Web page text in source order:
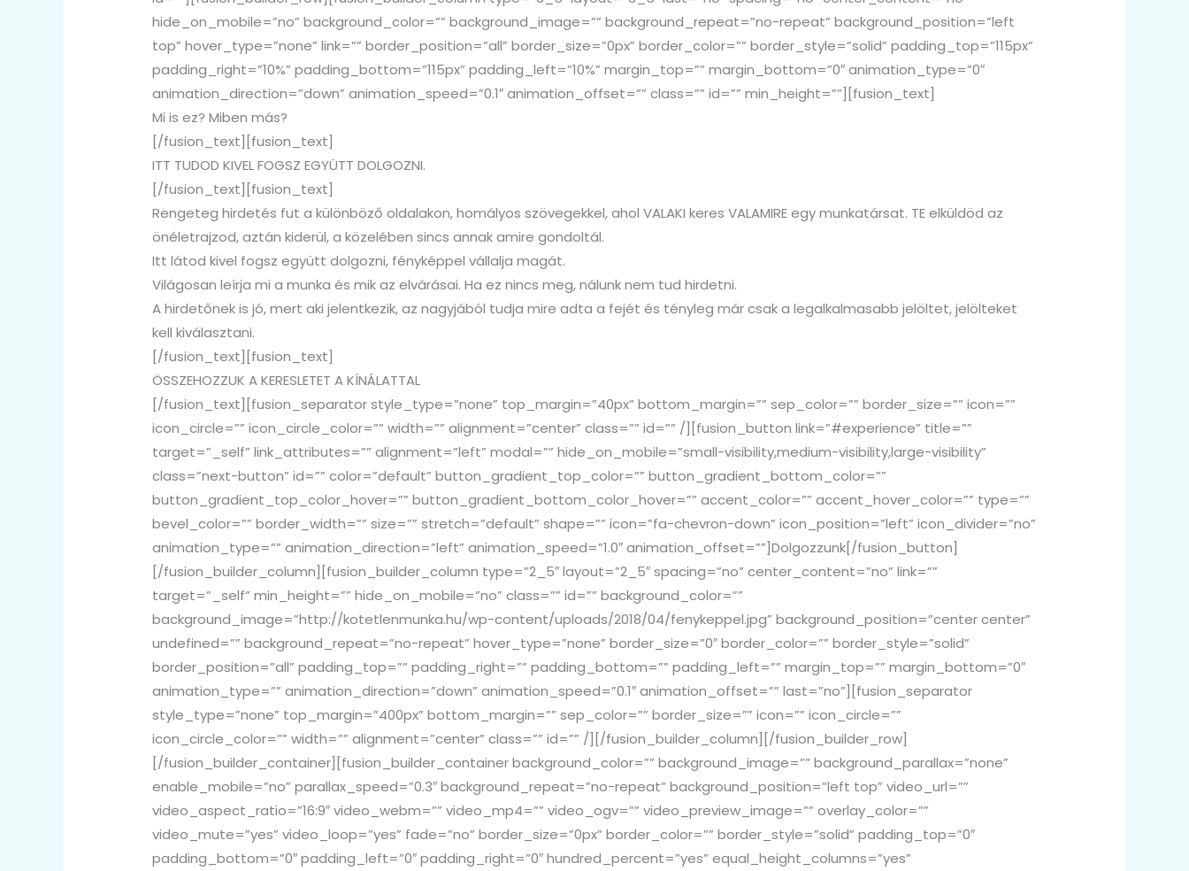
hide_on_mobile=”no” background_color=”” background_image=”” background_repeat=”no-repeat” background_position=”left
top” hover_type=”none” link=”” border_position=”all” border_size=”0px” border_color=”” border_style=”solid” padding_top=”115px”
padding_right=”10%” padding_bottom=”115px” padding_left=”10%” margin_top=”” margin_bottom=”0″ animation_type=”0″
animation_direction=”down” animation_speed=”0.1″ animation_offset=”” class=”” id=”” min_height=””][fusion_text]
Mi is ez? Miben más?
[/fusion_text][fusion_text]
ITT TUDOD KIVEL FOGSZ EGYÜTT DOLGOZNI.
[/fusion_text][fusion_text]
Rengeteg hirdetés fut a különböző oldalakon, homályos szövegekkel, ahol VALAKI keres VALAMIRE egy munkatársat. TE elküldöd az
önéletrajzod, aztán kiderül, a közelében sincs annak amire gondoltál.
Itt látod kivel fogsz együtt dolgozni, fényképpel vállalja magát.
Világosan leírja mi a munka és mik az elvárásai. Ha ez nincs meg, nálunk nem tud hirdetni.
A hirdetőnek is jó, mert aki jelentkezik, az nagyjából tudja mire adta a fejét és tényleg már csak a legalkalmasabb jelöltet, jelölteket
kell kiválasztani.
[/fusion_text][fusion_text]
ÖSSZEHOZZUK A KERESLETET A KÍNÁLATTAL
[/fusion_text][fusion_separator style_type=”none” top_margin=”40px” bottom_margin=”” sep_color=”” border_size=”” icon=””
icon_circle=”” icon_circle_color=”” width=”” alignment=”center” class=”” id=”” /][fusion_button link=”#experience” title=””
target=”_self” link_attributes=”” alignment=”left” modal=”” hide_on_mobile=”small-visibility,medium-visibility,large-visibility”
class=”next-button” id=”” color=”default” button_gradient_top_color=”” button_gradient_bottom_color=””
button_gradient_top_color_hover=”” button_gradient_bottom_color_hover=”” accent_color=”” accent_hover_color=”” type=””
bevel_color=”” border_width=”” size=”” stretch=”default” shape=”” icon=”fa-chevron-down” icon_position=”left” icon_divider=”no”
animation_type=”” animation_direction=”left” animation_speed=”1.0″ animation_offset=””]Dolgozzunk[/fusion_button]
[/fusion_builder_column][fusion_builder_column type=”2_5″ layout=”2_5″ spacing=”no” center_content=”no” link=””
target=”_self” min_height=”” hide_on_mobile=”no” class=”” id=”” background_color=””
background_image=”http://kotetlenmunka.hu/wp-content/uploads/2018/04/fenykeppel.jpg” background_position=”center center”
undefined=”” background_repeat=”no-repeat” hover_type=”none” border_size=”0″ border_color=”” border_style=”solid”
border_position=”all” padding_top=”” padding_right=”” padding_bottom=”” padding_left=”” margin_top=”” margin_bottom=”0″
animation_type=”” animation_direction=”down” animation_speed=”0.1″ animation_offset=”” last=”no”][fusion_separator
style_type=”none” top_margin=”400px” bottom_margin=”” sep_color=”” border_size=”” icon=”” icon_circle=””
icon_circle_color=”” width=”” alignment=”center” class=”” id=”” /][/fusion_builder_column][/fusion_builder_row]
[/fusion_builder_container][fusion_builder_container background_color=”” background_image=”” background_parallax=”none”
enable_mobile=”no” parallax_speed=”0.3″ background_repeat=”no-repeat” background_position=”left top” video_url=””
video_aspect_ratio=”16:9″ video_webm=”” video_mp4=”” video_ogv=”” video_preview_image=”” overlay_color=””
video_mute=”yes” video_loop=”yes” fade=”no” border_size=”0px” border_color=”” border_style=”solid” padding_top=”0″
padding_bottom=”0″ padding_left=”0″ padding_right=”0″ hundred_percent=”yes” equal_height_columns=”yes”